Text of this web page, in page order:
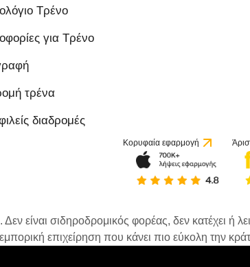
Τρένο
για Τρένο
τρένα
διαδρομές
Κορυφαία εφαρμογή
είναι σιδηροδρομικός φορέας, δεν κατέχει ή
επιχείρηση που κάνει πιο εύκολη την
10 με βάση 1